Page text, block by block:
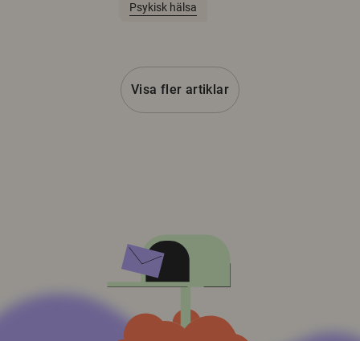
Psykisk hälsa
Visa fler artiklar